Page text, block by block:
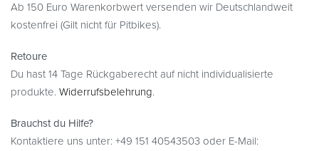
Ab 150 Euro Warenkorbwert versenden wir Deutschlandweit
kostenfrei (Gilt nicht für Pitbikes).
Retoure
Du hast 14 Tage Rückgaberecht auf nicht individualisierte
produkte. Widerrufsbelehrung.
Brauchst du Hilfe?
Kontaktiere uns unter: +49 151 40543503 oder E-Mail: